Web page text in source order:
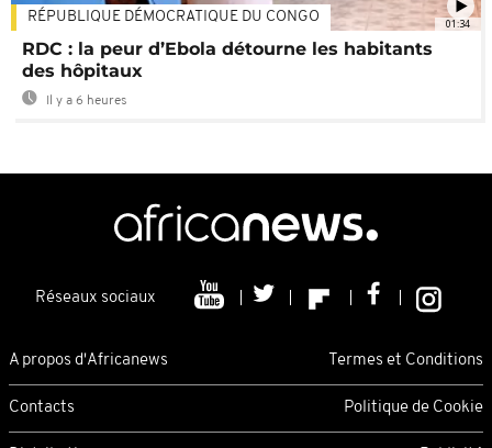
01:34
RÉPUBLIQUE DÉMOCRATIQUE DU CONGO
RDC : la peur d’Ebola détourne les habitants
des hôpitaux
Il y a 6 heures
Réseaux sociaux
A propos d'Africanews Termes et Conditions
Contacts Politique de Cookie